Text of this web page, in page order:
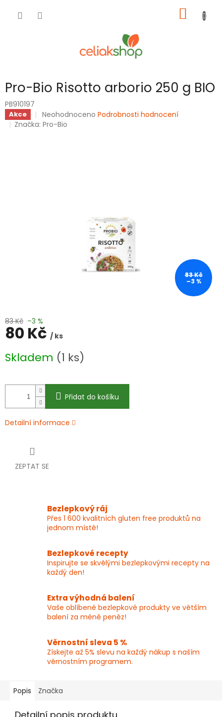
KOŠÍK
Pro-Bio Risotto arborio 250 g BIO
PB910197
Akce
Průměrné
hodnocení
Neohodnoceno Podrobnosti hodnocení
Značka:Pro-Bio
83 Kč
–3 %
83 Kč –3 %
80 Kč / ks
cena:
Skladem (1 ks)
Přidat do košíku
Detailní informace
ZEPTAT SE
Bezlepkový ráj
Přes 1 600 kvalitních gluten free produktů na
jednom místě!
Bezlepkové recepty
Inspirujte se skvělými bezlepkovými recepty na
každý den!
Extra výhodná balení
Vaše oblíbené bezlepkové produkty ve větším
balení za méně peněz!
Věrnostní sleva 5 %
Získejte až 5% slevu na každý nákup s naším
věrnostním programem.
Popis Značka